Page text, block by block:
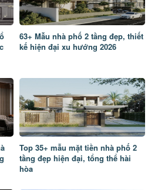
63+ Mẫu nhà phố 2 tầng đẹp, thiết
kế hiện đại xu hướng 2026
Top 35+ mẫu mặt tiền nhà phố 2
tầng đẹp hiện đại, tổng thể hài
hòa